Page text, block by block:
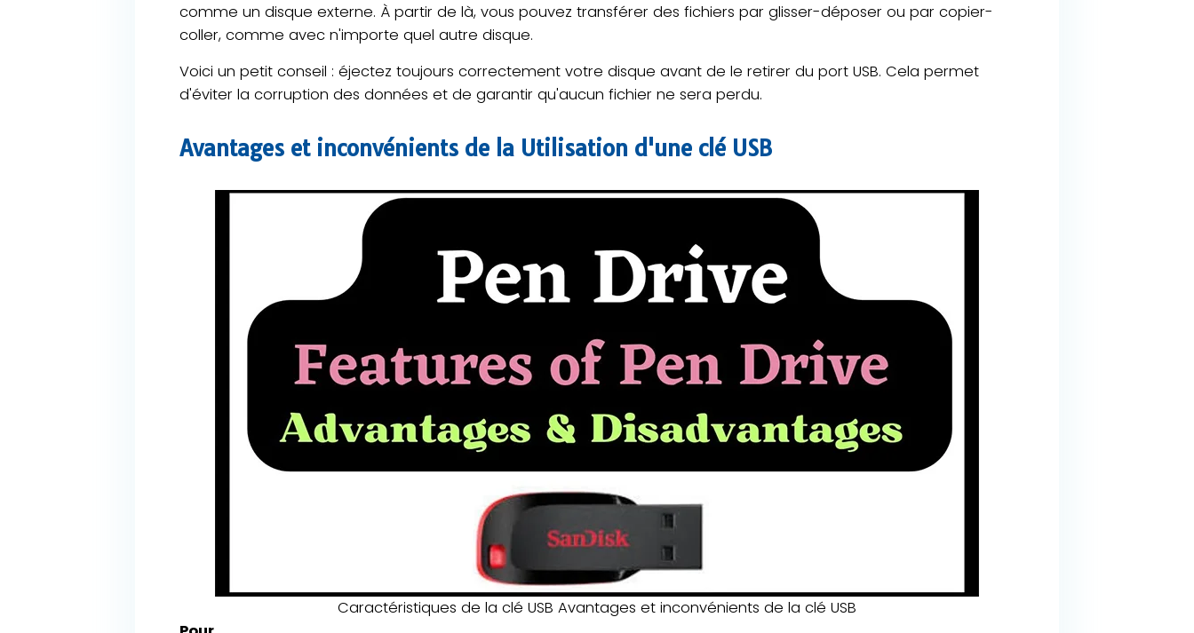
comme un disque externe. À partir de là, vous pouvez transférer des fichiers par glisser-déposer ou par copier-
coller, comme avec n'importe quel autre disque.
Voici un petit conseil : éjectez toujours correctement votre disque avant de le retirer du port USB. Cela permet
d'éviter la corruption des données et de garantir qu'aucun fichier ne sera perdu.
Avantages et inconvénients de la Utilisation d'une clé USB
Caractéristiques de la clé USB Avantages et inconvénients de la clé USB